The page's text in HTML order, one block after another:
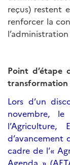
reçus) restent
renforcer la
Point d’étape
transformation
Lors d’un
novembre,
d’avancement
cadre de l’«
Agenda »